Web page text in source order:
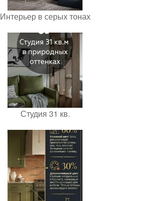
Интерьер в серых тонах
Студия 31 кв.